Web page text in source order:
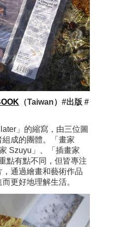
（Taiwan）#出版 #
」的縮寫，由三位圖
成的團體。「畫家
Szuyu」、「插畫家
點有點不同，但皆專注
通過繪畫和藝術作品
更好地理解生活。